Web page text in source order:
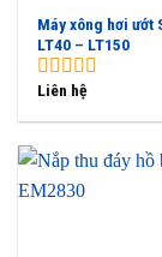
Máy xông hơi ướt
LT40 – LT150
5.00 out of
Liên hệ